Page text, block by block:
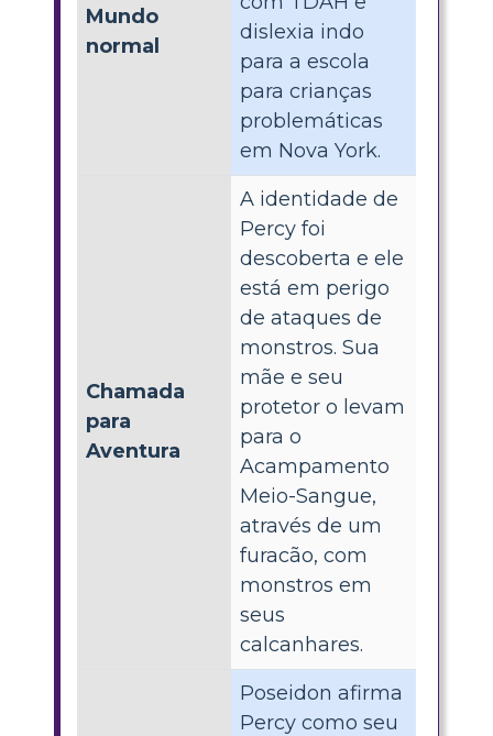
Mundo
normal
dislexia indo
para a escola
para crianças
problemáticas
em Nova York.
Chamada
para
Aventura
A identidade de
Percy foi
descoberta e ele
está em perigo
de ataques de
monstros. Sua
mãe e seu
protetor o levam
para o
Acampamento
Meio-Sangue,
através de um
furacão, com
monstros em
seus
calcanhares.
Poseidon afirma
Percy como seu